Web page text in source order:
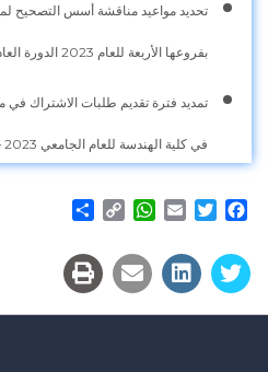
تحديد مواعيد مناقشة أسس التصحيح
بفروعها الأربعة للعام 2023 الدورة العادية
تمديد فترة تقديم طلبات الاشتراك في
في كلية الهندسة للعام الجامعي 2023 – 2024
Facebook
Twitter
Email
WhatsApp
Copy